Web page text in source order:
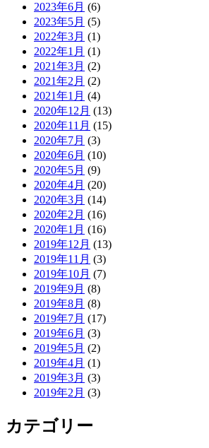
2023年6月 (6)
2023年5月 (5)
2022年3月 (1)
2022年1月 (1)
2021年3月 (2)
2021年2月 (2)
2021年1月 (4)
2020年12月 (13)
2020年11月 (15)
2020年7月 (3)
2020年6月 (10)
2020年5月 (9)
2020年4月 (20)
2020年3月 (14)
2020年2月 (16)
2020年1月 (16)
2019年12月 (13)
2019年11月 (3)
2019年10月 (7)
2019年9月 (8)
2019年8月 (8)
2019年7月 (17)
2019年6月 (3)
2019年5月 (2)
2019年4月 (1)
2019年3月 (3)
2019年2月 (3)
カテゴリー